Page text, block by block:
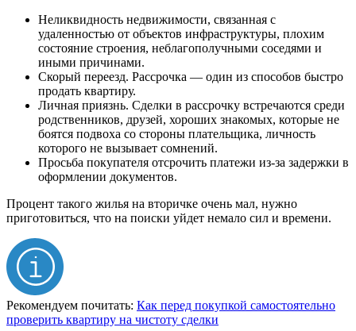
Неликвидность недвижимости, связанная с
удаленностью от объектов инфраструктуры, плохим
состояние строения, неблагополучными соседями и
иными причинами.
Скорый переезд. Рассрочка — один из способов быстро
продать квартиру.
Личная приязнь. Сделки в рассрочку встречаются среди
родственников, друзей, хороших знакомых, которые не
боятся подвоха со стороны плательщика, личность
которого не вызывает сомнений.
Просьба покупателя отсрочить платежи из-за задержки в
оформлении документов.
Процент такого жилья на вторичке очень мал, нужно
приготовиться, что на поиски уйдет немало сил и времени.
Рекомендуем почитать: Как перед покупкой самостоятельно
проверить квартиру на чистоту сделки